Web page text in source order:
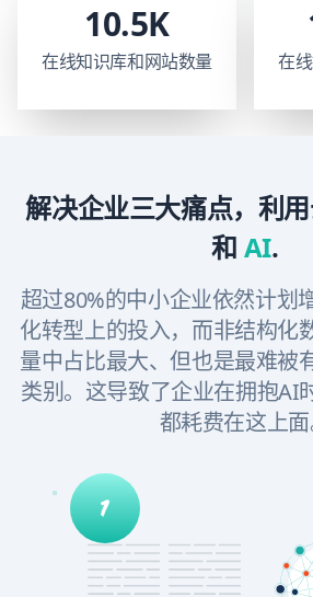
10.5K
在线知识库和网站数量 在
解决企业三大痛点，利
和 AI.
超过80%的中小企业依然计划
化转型上的投入，而非结构化
量中占比最大、但也是最难被
类别。这导致了企业在拥抱AI
都耗费在这上面